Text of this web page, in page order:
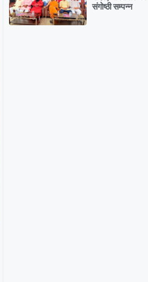
संगोष्ठी सम्पन्न